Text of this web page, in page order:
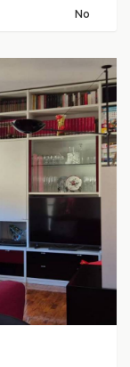
No